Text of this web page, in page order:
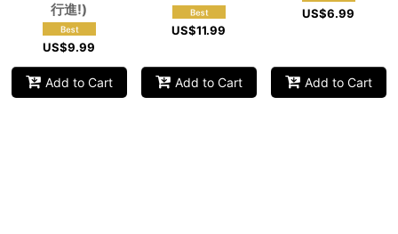
行進!)
US$9.99
Add to Cart
US$11.99
Add to Cart
US$6.99
Add to Cart